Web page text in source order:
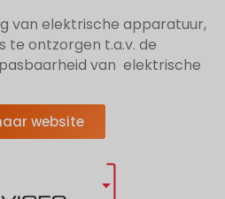
van elektrische apparatuur,
te ontzorgen t.a.v. de
van elektrische
website